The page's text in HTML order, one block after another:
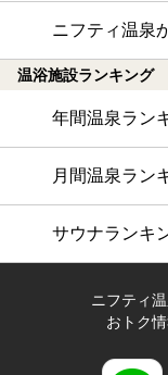
ニフティ温泉
温浴施設ランキング
年間温泉ラン
月間温泉ラン
サウナランキ
ニフティ
おトク